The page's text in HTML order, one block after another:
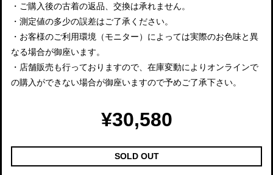
・ご購入後の古着の返品、交換は承れません。
・測定値の多少の誤差はご了承ください。
・お客様のご利用環境（モニター）によっては実際のお色味と異
なる場合が御座います。
・店舗販売も行っておりますので、在庫変動によりオンラインで
の購入ができない場合が御座いますので予めご了承下さい。
¥30,580
SOLD OUT